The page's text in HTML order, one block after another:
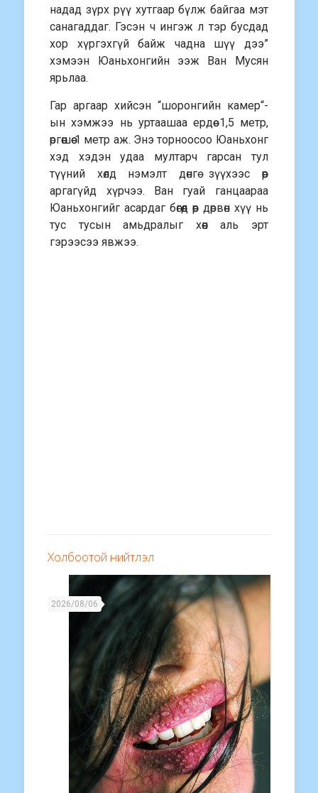
надад зүрх рүү хутгаар бүлж байгаа мэт
санагаддаг. Гэсэн ч ингэж л тэр бусдад
хор хүргэхгүй байж чадна шүү дээ”
хэмээн Юаньхонгийн ээж Ван Мусян
ярьлаа.
Гар аргаар хийсэн “шоронгийн камер“-
ын хэмжээ нь уртаашаа ердөө 1,5 метр,
өргөөшөө 1 метр аж. Энэ торноосоо Юаньхонг
хэд хэдэн удаа мултарч гарсан тул
түүний хөлд нэмэлт дөнгө зүүхээс өөр
аргагүйд хүрчээ. Ван гуай ганцаараа
Юаньхонгийг асардаг бөгөөд өөр дөрвөн хүү нь
тус тусын амьдралыг хөөн аль эрт
гэрээсээ явжээ.
Холбоотой нийтлэл
2026/08/06